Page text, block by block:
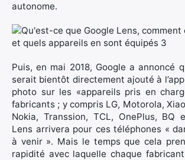
autonome.
Puis, en mai 2018, Google a annoncé
serait bientôt directement ajouté à
photo sur les «appareils pris en
fabricants ; y compris LG, Motorola,
Nokia, Transsion, TCL, OnePlus, BQ
Lens arrivera pour ces téléphones «
à venir ». Mais le temps que cela
rapidité avec laquelle chaque